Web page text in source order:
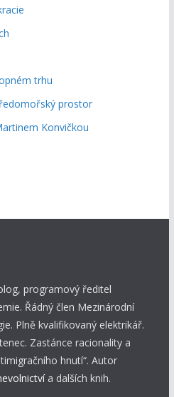
trhu
prostor
Konvičkou
programový ředitel
Řádný člen Mezinárodní
Plně kvalifikovaný elektrikář.
Zastánce racionality a
hnutí“. Autor
a dalších knih.